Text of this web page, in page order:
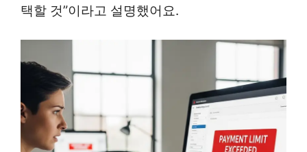
택할 것”이라고 설명했어요.